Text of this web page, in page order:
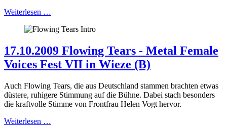
Weiterlesen …
17.10.2009 Flowing Tears - Metal Female
Voices Fest VII in Wieze (B)
Auch Flowing Tears, die aus Deutschland stammen brachten etwas
düstere, ruhigere Stimmung auf die Bühne. Dabei stach besonders
die kraftvolle Stimme von Frontfrau Helen Vogt hervor.
Weiterlesen …